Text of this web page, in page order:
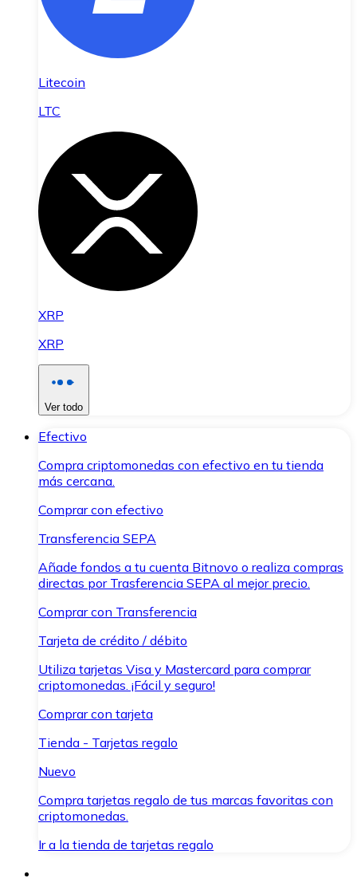
Litecoin
LTC
XRP
XRP
Ver todo
Efectivo
Compra criptomonedas con efectivo en tu tienda
más cercana.
Comprar con efectivo
Transferencia SEPA
Añade fondos a tu cuenta Bitnovo o realiza compras
directas por Trasferencia SEPA al mejor precio.
Comprar con Transferencia
Tarjeta de crédito / débito
Utiliza tarjetas Visa y Mastercard para comprar
criptomonedas. ¡Fácil y seguro!
Comprar con tarjeta
Tienda - Tarjetas regalo
Nuevo
Compra tarjetas regalo de tus marcas favoritas con
criptomonedas.
Ir a la tienda de tarjetas regalo